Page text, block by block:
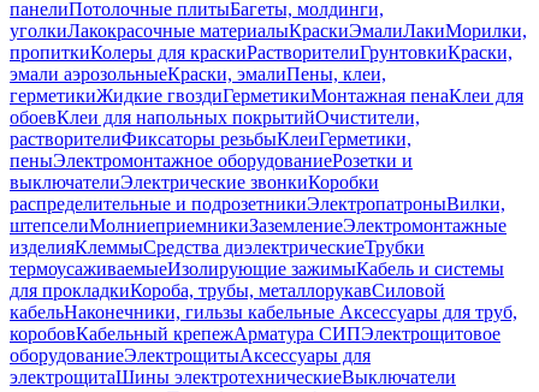
панелиПотолочные плитыБагеты, молдинги,
уголкиЛакокрасочные материалыКраскиЭмалиЛакиМорилки,
пропиткиКолеры для краскиРастворителиГрунтовкиКраски,
эмали аэрозольныеКраски, эмалиПены, клеи,
герметикиЖидкие гвоздиГерметикиМонтажная пенаКлеи для
обоевКлеи для напольных покрытийОчистители,
растворителиФиксаторы резьбыКлеиГерметики,
пеныЭлектромонтажное оборудованиеРозетки и
выключателиЭлектрические звонкиКоробки
распределительные и подрозетникиЭлектропатроныВилки,
штепселиМолниеприемникиЗаземлениеЭлектромонтажные
изделияКлеммыСредства диэлектрическиеТрубки
термоусаживаемыеИзолирующие зажимыКабель и системы
для прокладкиКороба, трубы, металлорукавСиловой
кабельНаконечники, гильзы кабельные Аксессуары для труб,
коробовКабельный крепежАрматура СИПЭлектрощитовое
оборудованиеЭлектрощитыАксессуары для
электрощитаШины электротехническиеВыключатели